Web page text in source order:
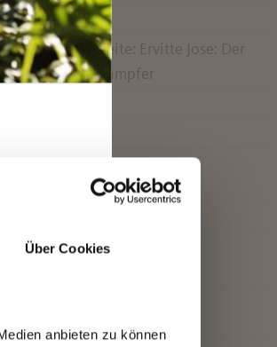
Über Cookies
anbieten zu können
Rückseite: Ervitte Jose: Der
Stierkämpfer
-